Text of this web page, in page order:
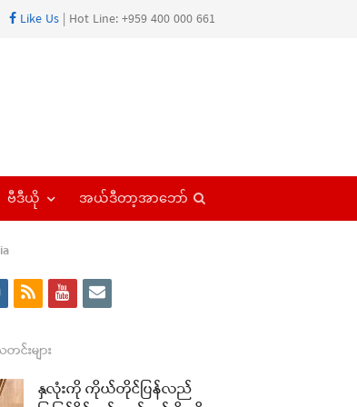
Like Us | Hot Line: +959 400 000 661
ဗီဒီယို အယ်ဒီတာ့အာဘော်
i
s
t
r
s
y
t
e
i
းများ
နှလုံးကို ကိုယ်တိုင်ပြန်လည်